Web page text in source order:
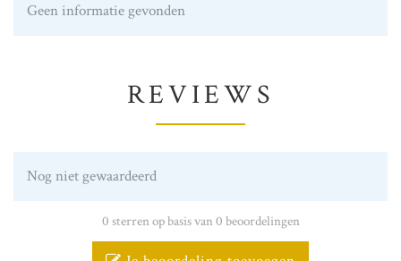
Geen informatie gevonden
REVIEWS
Nog niet gewaardeerd
0 sterren op basis van 0 beoordelingen